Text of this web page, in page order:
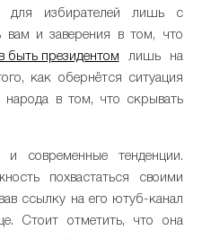
для избирателей лишь с
вам и заверения в том, что
быть президентом лишь на
как обернётся ситуация
в том, что скрывать
и современные тенденции.
похвастаться своими
ссылку на его ютуб-канал
Стоит отметить, что она